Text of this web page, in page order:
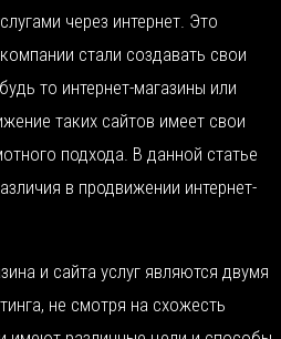
через интернет. Это
стали создавать свои
то интернет-магазины или
таких сайтов имеет свои
подхода. В данной статье
в продвижении интернет-
и сайта услуг являются двумя
не смотря на схожесть